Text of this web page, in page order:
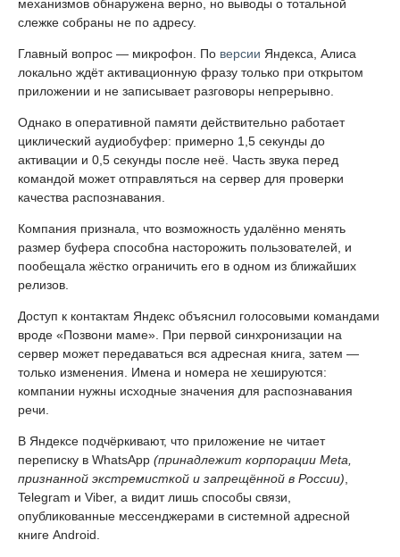
механизмов обнаружена верно, но выводы о тотальной
слежке собраны не по адресу.
Главный вопрос — микрофон. По версии Яндекса, Алиса
локально ждёт активационную фразу только при открытом
приложении и не записывает разговоры непрерывно.
Однако в оперативной памяти действительно работает
циклический аудиобуфер: примерно 1,5 секунды до
активации и 0,5 секунды после неё. Часть звука перед
командой может отправляться на сервер для проверки
качества распознавания.
Компания признала, что возможность удалённо менять
размер буфера способна насторожить пользователей, и
пообещала жёстко ограничить его в одном из ближайших
релизов.
Доступ к контактам Яндекс объяснил голосовыми командами
вроде «Позвони маме». При первой синхронизации на
сервер может передаваться вся адресная книга, затем —
только изменения. Имена и номера не хешируются:
компании нужны исходные значения для распознавания
речи.
В Яндексе подчёркивают, что приложение не читает
переписку в WhatsApp (принадлежит корпорации Meta,
признанной экстремисткой и запрещённой в России)
Telegram и Viber, а видит лишь способы связи,
опубликованные мессенджерами в системной адресной
книге Android.